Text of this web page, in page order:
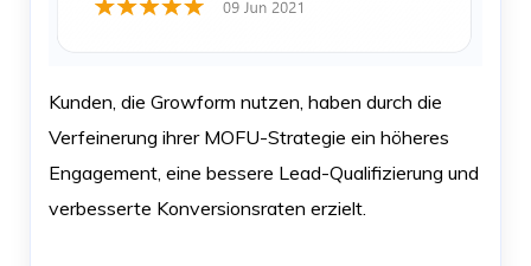
Kunden, die Growform nutzen, haben durch die
Verfeinerung ihrer MOFU-Strategie ein höheres
Engagement, eine bessere Lead-Qualifizierung und
verbesserte Konversionsraten erzielt.